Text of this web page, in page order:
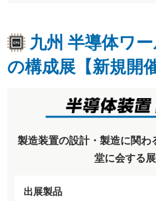
九州 半導体ワ
の構成展【新規開催
製造装置の設計・製造に関わ
堂に会する
出展製品